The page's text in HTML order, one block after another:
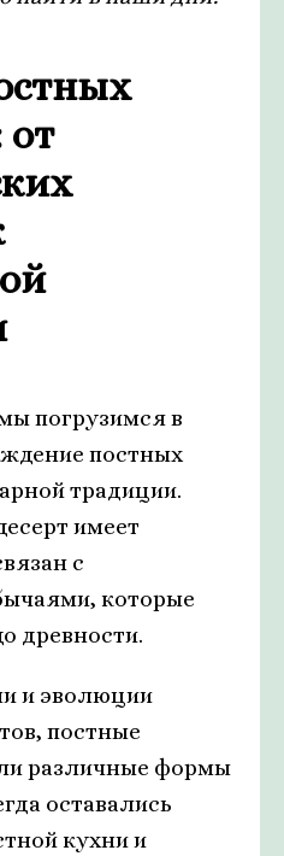
от
погрузимся в
постных
традиции.
имеет
с
которые
древности.
и эволюции
постные
различные формы
оставались
кухни и